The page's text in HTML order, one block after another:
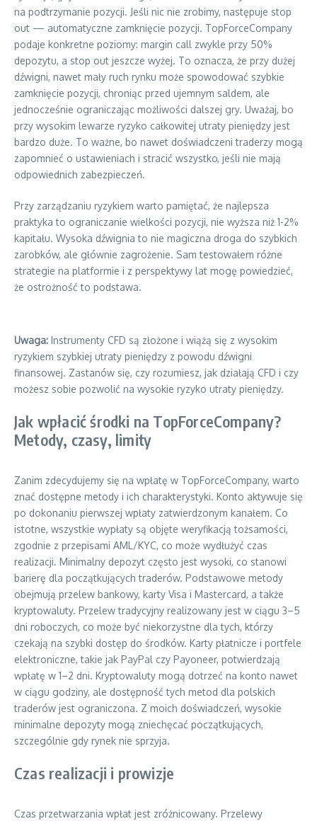
na podtrzymanie pozycji. Jeśli nic nie zrobimy, następuje stop
out — automatyczne zamknięcie pozycji. TopForceCompany
podaje konkretne poziomy: margin call zwykle przy 50%
depozytu, a stop out jeszcze wyżej. To oznacza, że przy dużej
dźwigni, nawet mały ruch rynku może spowodować szybkie
zamknięcie pozycji, chroniąc przed ujemnym saldem, ale
jednocześnie ograniczając możliwości dalszej gry. Uważaj, bo
przy wysokim lewarze ryzyko całkowitej utraty pieniędzy jest
bardzo duże. To ważne, bo nawet doświadczeni traderzy mogą
zapomnieć o ustawieniach i stracić wszystko, jeśli nie mają
odpowiednich zabezpieczeń.
Przy zarządzaniu ryzykiem warto pamiętać, że najlepsza
praktyka to ograniczanie wielkości pozycji, nie wyższa niż 1-2%
kapitału. Wysoka dźwignia to nie magiczna droga do szybkich
zarobków, ale głównie zagrożenie. Sam testowałem różne
strategie na platformie i z perspektywy lat mogę powiedzieć,
że ostrożność to podstawa.
Uwaga: Instrumenty CFD są złożone i wiążą się z wysokim
ryzykiem szybkiej utraty pieniędzy z powodu dźwigni
finansowej. Zastanów się, czy rozumiesz, jak działają CFD i czy
możesz sobie pozwolić na wysokie ryzyko utraty pieniędzy.
Jak wpłacić środki na TopForceCompany?
Metody, czasy, limity
Zanim zdecydujemy się na wpłatę w TopForceCompany, warto
znać dostępne metody i ich charakterystyki. Konto aktywuje się
po dokonaniu pierwszej wpłaty zatwierdzonym kanałem. Co
istotne, wszystkie wypłaty są objęte weryfikacją tożsamości,
zgodnie z przepisami AML/KYC, co może wydłużyć czas
realizacji. Minimalny depozyt często jest wysoki, co stanowi
barierę dla początkujących traderów. Podstawowe metody
obejmują przelew bankowy, karty Visa i Mastercard, a także
kryptowaluty. Przelew tradycyjny realizowany jest w ciągu 3–5
dni roboczych, co może być niekorzystne dla tych, którzy
czekają na szybki dostęp do środków. Karty płatnicze i portfele
elektroniczne, takie jak PayPal czy Payoneer, potwierdzają
wpłatę w 1–2 dni. Kryptowaluty mogą dotrzeć na konto nawet
w ciągu godziny, ale dostępność tych metod dla polskich
traderów jest ograniczona. Z moich doświadczeń, wysokie
minimalne depozyty mogą zniechęcać początkujących,
szczególnie gdy rynek nie sprzyja.
Czas realizacji i prowizje
Czas przetwarzania wpłat jest zróżnicowany. Przelewy